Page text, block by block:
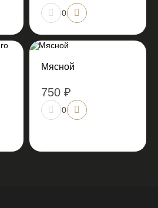
0
Мясной
750 ₽
0